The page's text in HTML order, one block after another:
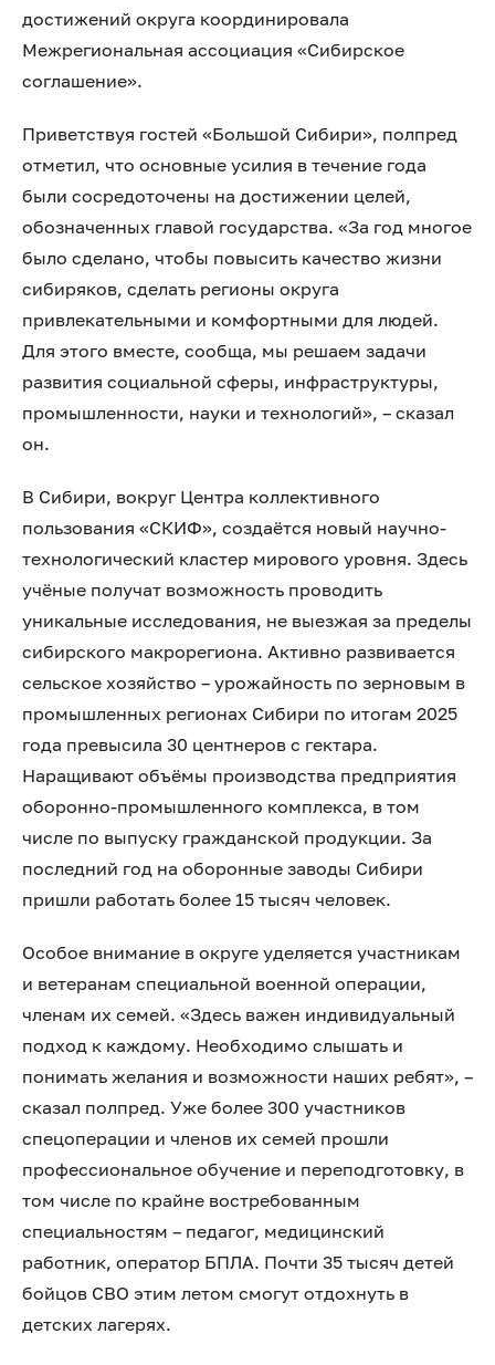
достижений округа координировала
Межрегиональная ассоциация «Сибирское
соглашение».
Приветствуя гостей «Большой Сибири», полпред
отметил, что основные усилия в течение года
были сосредоточены на достижении целей,
обозначенных главой государства. «За год многое
было сделано, чтобы повысить качество жизни
сибиряков, сделать регионы округа
привлекательными и комфортными для людей.
Для этого вместе, сообща, мы решаем задачи
развития социальной сферы, инфраструктуры,
промышленности, науки и технологий», – сказал
он.
В Сибири, вокруг Центра коллективного
пользования «СКИФ», создаётся новый научно-
технологический кластер мирового уровня. Здесь
учёные получат возможность проводить
уникальные исследования, не выезжая за пределы
сибирского макрорегиона. Активно развивается
сельское хозяйство – урожайность по зерновым в
промышленных регионах Сибири по итогам 2025
года превысила 30 центнеров с гектара.
Наращивают объёмы производства предприятия
оборонно-промышленного комплекса, в том
числе по выпуску гражданской продукции. За
последний год на оборонные заводы Сибири
пришли работать более 15 тысяч человек.
Особое внимание в округе уделяется участникам
и ветеранам специальной военной операции,
членам их семей. «Здесь важен индивидуальный
подход к каждому. Необходимо слышать и
понимать желания и возможности наших ребят», –
сказал полпред. Уже более 300 участников
спецоперации и членов их семей прошли
профессиональное обучение и переподготовку, в
том числе по крайне востребованным
специальностям – педагог, медицинский
работник, оператор БПЛА. Почти 35 тысяч детей
бойцов СВО этим летом смогут отдохнуть в
детских лагерях.